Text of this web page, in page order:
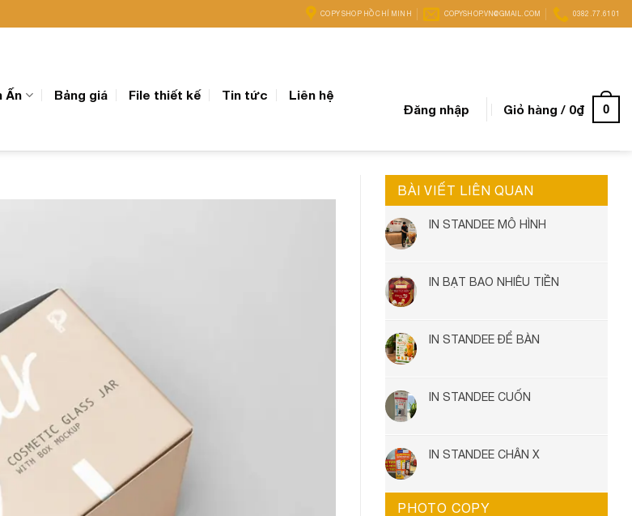
COPY SHOP HỒ CHÍ MINH COPYSHOP.VN@GMAIL.COM 0382.77.6101
Ấn Bảng giá File thiết kế Tin tức Liên hệ
Đăng nhập Giỏ hàng / 0₫ 0
BÀI VIẾT LIÊN QUAN
IN STANDEE MÔ HÌNH
IN BẠT BAO NHIÊU TIỀN
IN STANDEE ĐỂ BÀN
IN STANDEE CUỐN
IN STANDEE CHÂN X
PHOTO COPY